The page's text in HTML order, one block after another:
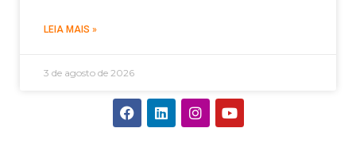
LEIA MAIS »
3 de agosto de 2026